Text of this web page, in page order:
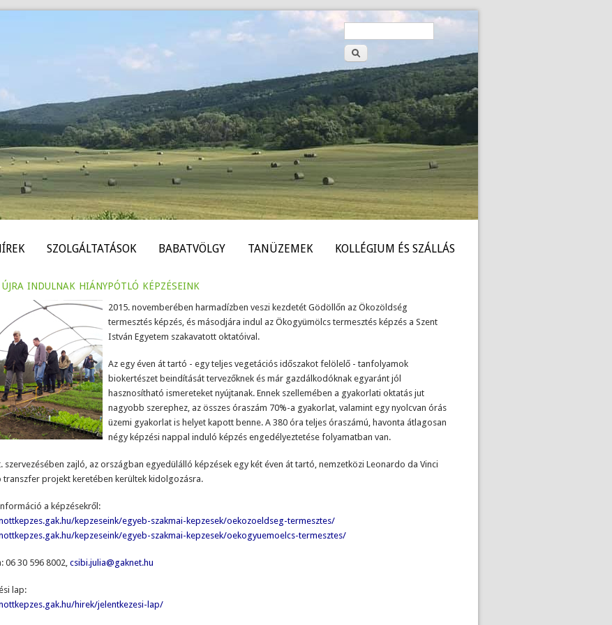
Keresés
űrlap
SZOLGÁLTATÁSOK BABATVÖLGY TANÜZEMEK KOLLÉGIUM ÉS SZÁLLÁS
indulnak hiánypótló képzéseink
2015. novemberében harmadízben veszi kezdetét Gödöllőn az Ökozöldség
termesztés képzés, és másodjára indul az Ökogyümölcs termesztés képzés a Szent
István Egyetem szakavatott oktatóival.
Az egy éven át tartó - egy teljes vegetációs időszakot felölelő - tanfolyamok
biokertészet beindítását tervezőknek és már gazdálkodóknak egyaránt jól
hasznosítható ismereteket nyújtanak. Ennek szellemében a gyakorlati oktatás jut
nagyobb szerephez, az összes óraszám 70%-a gyakorlat, valamint egy nyolcvan órás
üzemi gyakorlat is helyet kapott benne. A 380 óra teljes óraszámú, havonta átlagosan
négy képzési nappal induló képzés engedélyeztetése folyamatban van.
szervezésében zajló, az országban egyedülálló képzések egy két éven át tartó, nemzetközi Leonardo da Vinci
transzfer projekt keretében kerültek kidolgozásra.
a képzésekről:
kepzeseink/egyeb-szakmai-kepzesek/oekozoeldseg-termesztes/
kepzeseink/egyeb-szakmai-kepzesek/oekogyuemoelcs-termesztes/
06 30 596 8002,csibi.julia@gaknet.hu
lap:
hirek/jelentkezesi-lap/